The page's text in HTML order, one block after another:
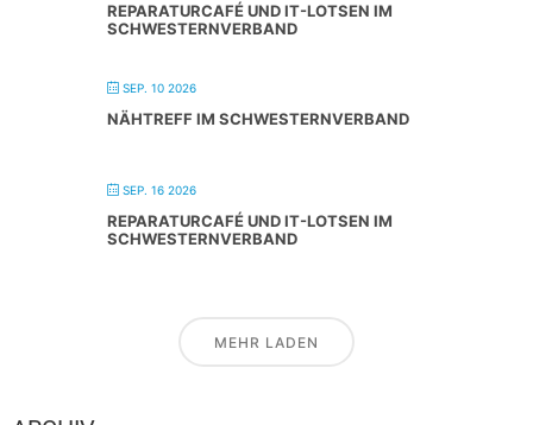
REPARATURCAFÉ UND IT-LOTSEN IM
SCHWESTERNVERBAND
SEP. 10 2026
NÄHTREFF IM SCHWESTERNVERBAND
SEP. 16 2026
REPARATURCAFÉ UND IT-LOTSEN IM
SCHWESTERNVERBAND
MEHR LADEN